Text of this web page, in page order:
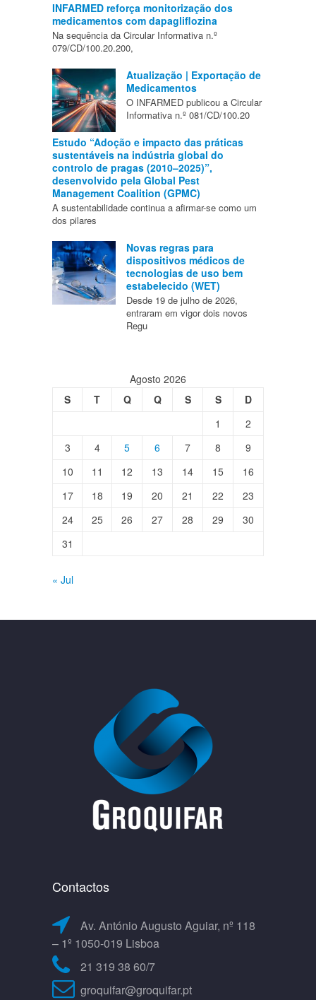
INFARMED reforça monitorização dos
medicamentos com dapagliflozina
Na sequência da Circular Informativa n.º
079/CD/100.20.200,
Atualização | Exportação de
Medicamentos
O INFARMED publicou a Circular
Informativa n.º 081/CD/100.20
Estudo “Adoção e impacto das práticas
sustentáveis na indústria global do
controlo de pragas (2010–2025)”,
desenvolvido pela Global Pest
Management Coalition (GPMC)
A sustentabilidade continua a afirmar-se como um
dos pilares
Novas regras para
dispositivos médicos de
tecnologias de uso bem
estabelecido (WET)
Desde 19 de julho de 2026,
entraram em vigor dois novos
Regu
Agosto 2026
S
T Q Q S S
D
1
2
3
4 5 6 7 8
9
10
11 12 13 14 15
16
17
18 19 20 21 22
23
24
25 26 27 28 29
30
31
« Jul
Contactos
Av. António Augusto Aguiar, nº 118
– 1º 1050-019 Lisboa
21 319 38 60/7
groquifar@groquifar.pt